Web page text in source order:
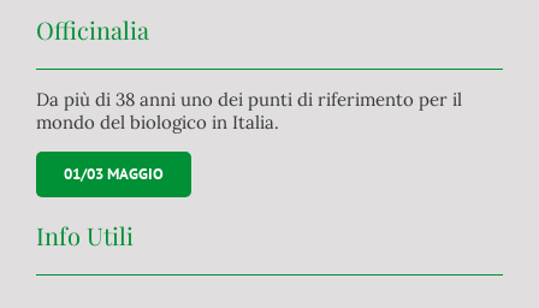
Officinalia
Da più di 38 anni uno dei punti di riferimento per il
mondo del biologico in Italia.
01/03 MAGGIO
Info Utili